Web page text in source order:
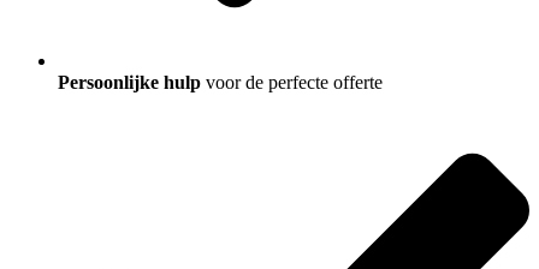
Persoonlijke hulp voor de perfecte offerte